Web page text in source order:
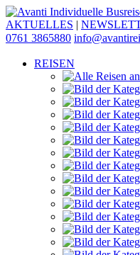
Individuelle
AKTUELLES |
0761 3865880
REISEN